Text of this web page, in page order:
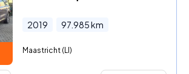
2019 97.985km
Maastricht (LI)